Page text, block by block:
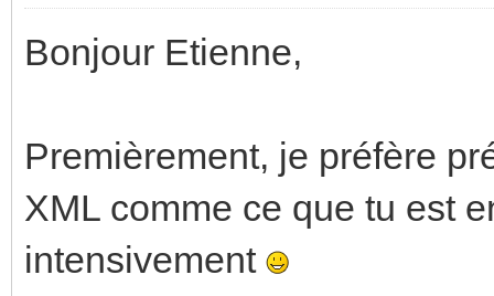
Bonjour Etienne,
Premièrement, je préfère
XML comme ce que tu est
intensivement